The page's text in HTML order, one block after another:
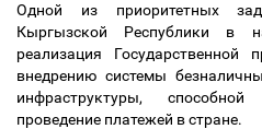
Одной из приоритетных
Кыргызской Республики в
реализация
внедрению системы
инфраструктуры,
проведение платежей в стране.